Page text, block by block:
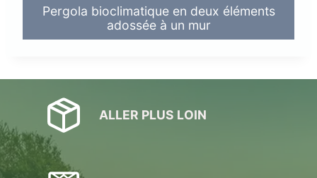
Pergola bioclimatique en deux éléments
adossée à un mur
ALLER PLUS LOIN